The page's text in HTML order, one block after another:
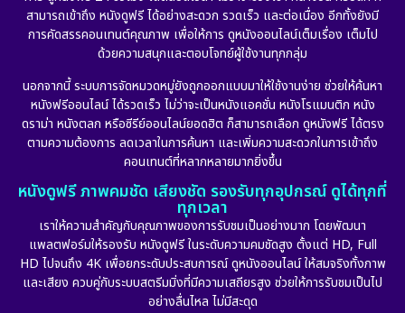
สามารถเข้าถึง หนังดูฟรี ได้อย่างสะดวก รวดเร็ว และต่อเนื่อง อีกทั้งยังมี
การคัดสรรคอนเทนต์คุณภาพ เพื่อให้การ ดูหนังออนไลน์เต็มเรื่อง เต็มไป
ด้วยความสนุกและตอบโจทย์ผู้ใช้งานทุกกลุ่ม
นอกจากนี้ ระบบการจัดหมวดหมู่ยังถูกออกแบบมาให้ใช้งานง่าย ช่วยให้ค้นหา
หนังฟรีออนไลน์ ได้รวดเร็ว ไม่ว่าจะเป็นหนังแอคชั่น หนังโรแมนติก หนัง
ดราม่า หนังตลก หรือซีรีย์ออนไลน์ยอดฮิต ก็สามารถเลือก ดูหนังฟรี ได้ตรง
ตามความต้องการ ลดเวลาในการค้นหา และเพิ่มความสะดวกในการเข้าถึง
คอนเทนต์ที่หลากหลายมากยิ่งขึ้น
หนังดูฟรี ภาพคมชัด เสียงชัด รองรับทุกอุปกรณ์ ดูได้ทุกที่
ทุกเวลา
เราให้ความสำคัญกับคุณภาพของการรับชมเป็นอย่างมาก โดยพัฒนา
แพลตฟอร์มให้รองรับ หนังดูฟรี ในระดับความคมชัดสูง ตั้งแต่ HD, Full
HD ไปจนถึง 4K เพื่อยกระดับประสบการณ์ ดูหนังออนไลน์ ให้สมจริงทั้งภาพ
และเสียง ควบคู่กับระบบสตรีมมิ่งที่มีความเสถียรสูง ช่วยให้การรับชมเป็นไป
อย่างลื่นไหล ไม่มีสะดุด